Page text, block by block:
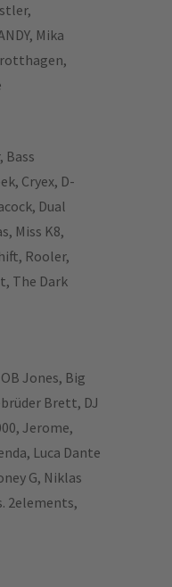
Mika
Bass
Cryex, D-
Dual
Miss K8,
Rooler,
The Dark
Jones, Big
Brett, DJ
Jerome,
Luca Dante
G, Niklas
2elements,